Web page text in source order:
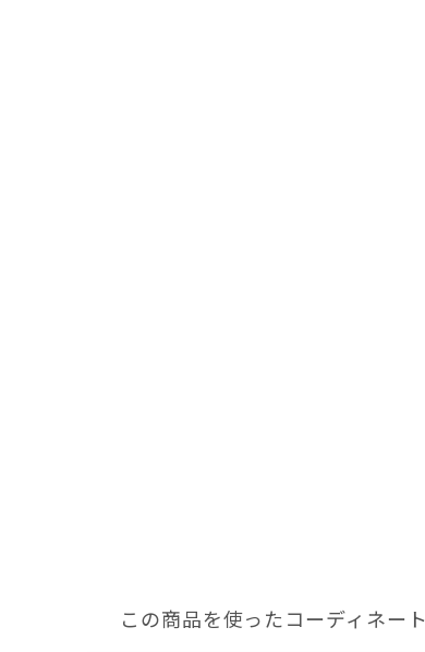
この商品を使ったコーディネート